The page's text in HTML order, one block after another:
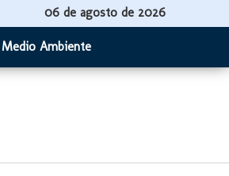
06 de agosto de 2026
Medio Ambiente